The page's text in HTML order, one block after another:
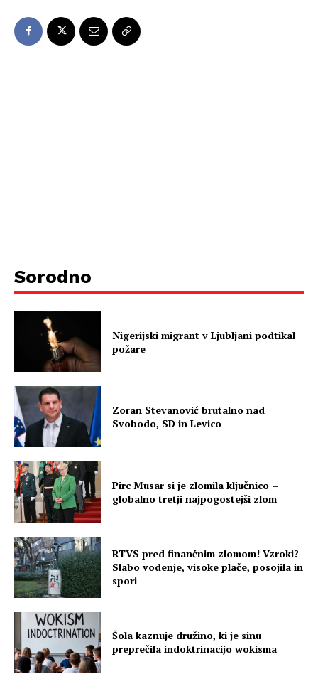
Sorodno
Nigerijski migrant v Ljubljani podtikal
požare
Zoran Stevanović brutalno nad
Svobodo, SD in Levico
Pirc Musar si je zlomila ključnico –
globalno tretji najpogostejši zlom
RTVS pred finančnim zlomom! Vzroki?
Slabo vodenje, visoke plače, posojila in
spori
Šola kaznuje družino, ki je sinu
preprečila indoktrinacijo wokisma